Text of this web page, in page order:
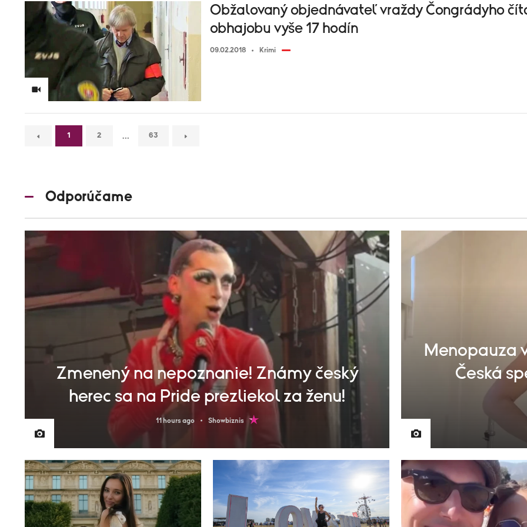
Obžalovaný objednávateľ vraždy Čongrádyho
obhajobu vyše 17 hodín
09.02.2018 Krimi
1 2 … 63
Odporúčame
Zmenený na nepoznanie! Známy český
herec sa na Pride prezliekol za ženu!
11 hours ago Showbiznis
Menopauza
Česká